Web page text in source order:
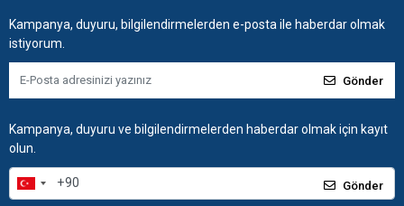
Kampanya, duyuru, bilgilendirmelerden e-posta ile haberdar olmak
istiyorum.
Gönder
Kampanya, duyuru ve bilgilendirmelerden haberdar olmak için kayıt
olun.
Gönder